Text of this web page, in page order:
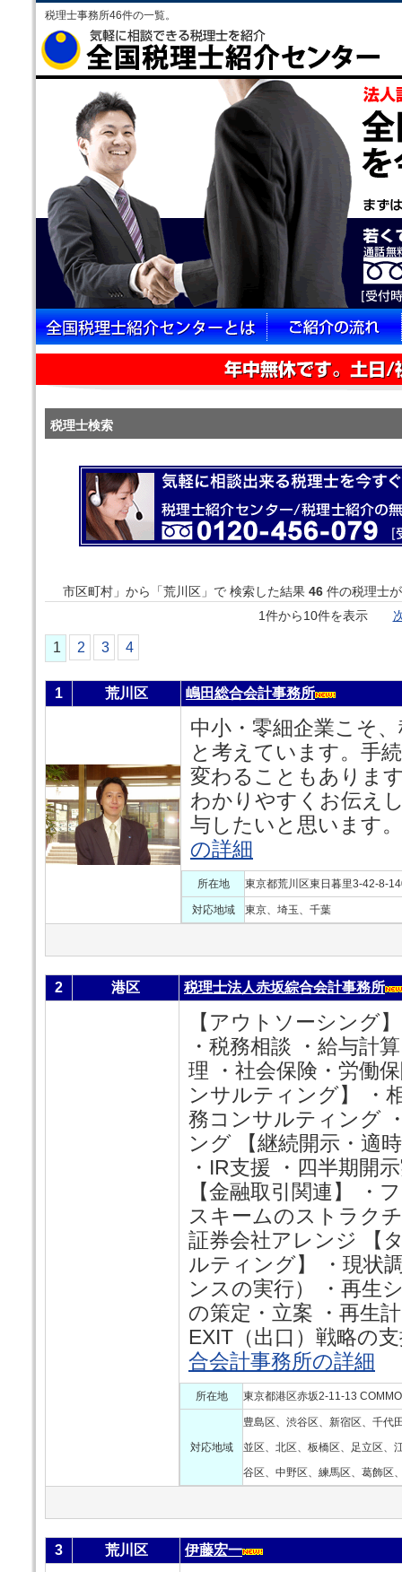
税理士事務所46件の一覧。
税理士検索
市区町村」から「荒川区」で 検索した結果 46 件の税理士
1件から10件を表示
1 2 3 4
1 荒川区 嶋田総合会計事務所
中小・零細企業こそ
と考えています。手
変わることもありま
わかりやすくお伝え
与したいと思います
の詳細
所在地 東京都荒川区東日暮里3-42-8-
対応地域 東京、埼玉、千葉
2 港区 税理士法人赤坂綜合会計事務所
【アウトソーシング
・税務相談 ・給与計
理 ・社会保険・労働
ンサルティング】 ・
務コンサルティング
ング 【継続開示・適
・IR支援 ・四半期開
【金融取引関連】 ・
スキームのストラク
証券会社アレンジ 【
ルティング】 ・現状
ンスの実行） ・再生
の策定・立案 ・再生
EXIT（出口）戦略の
合会計事務所の詳細
所在地 東京都港区赤坂2-11-13
対応地域
豊島区、渋谷区、新宿区、千代
並区、北区、板橋区、足立区、
谷区、中野区、練馬区、葛飾区
3 荒川区 伊藤宏一